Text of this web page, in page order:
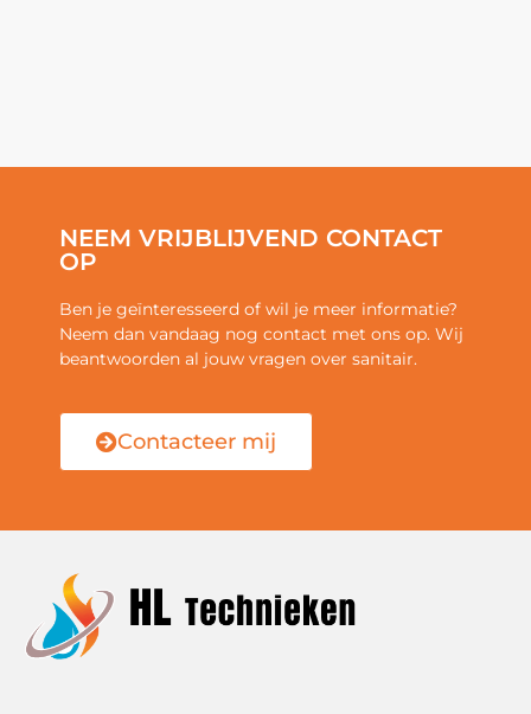
NEEM VRIJBLIJVEND CONTACT
OP
Ben je geïnteresseerd of wil je meer informatie?
Neem dan vandaag nog contact met ons op. Wij
beantwoorden al jouw vragen over sanitair.
Contacteer mij